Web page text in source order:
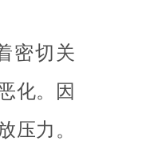
密切关
化。因
压力。